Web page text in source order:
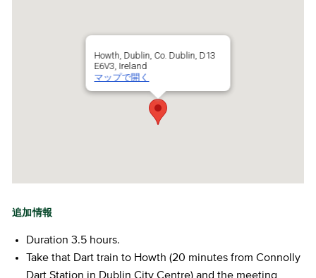
Howth, Dublin, Co. Dublin, D13
E6V3, Ireland
マップで開く
追加情報
Duration 3.5 hours.
Take that Dart train to Howth (20 minutes from Connolly
Dart Station in Dublin City Centre) and the meeting